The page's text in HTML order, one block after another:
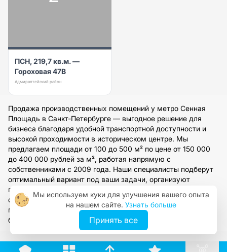
ПСН, 219,7 кв.м. —
Гороховая 47В
Адмиралтейский район
Продажа производственных помещений у метро Сенная
Площадь в Санкт-Петербурге — выгодное решение для
бизнеса благодаря удобной транспортной доступности и
высокой проходимости в историческом центре. Мы
предлагаем площади от 100 до 500 м² по цене от 150 000
до 400 000 рублей за м², работая напрямую с
собственниками с 2009 года. Наши специалисты подберут
оптимальный вариант под ваши задачи, организуют
просмотр и предоставят полное юридическое
сопровождение сделки. Оставьте заявку на сайте, чтобы
получить персональную консультацию и доступ к полной
базе объектов.
Мы используем куки для улучшения вашего опыта
на нашем сайте. Узнать больше
Принять все